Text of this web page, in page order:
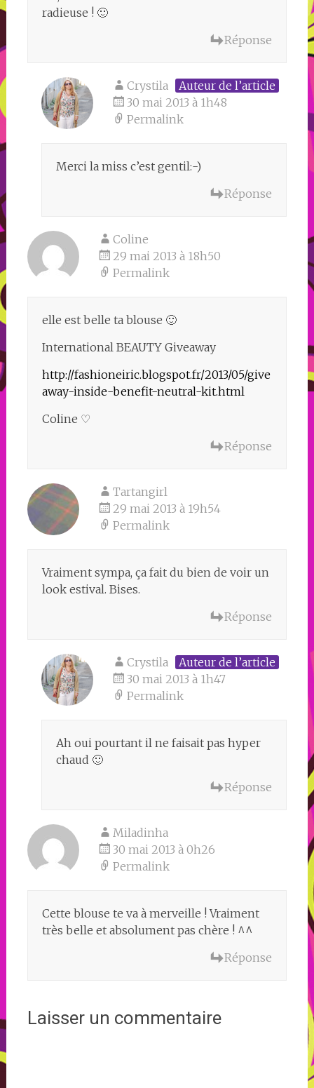
radieuse ! 🙂
Réponse
Crystila
Auteur de l’article
30 mai 2013 à 1h48
Permalink
Merci la miss c’est gentil:-)
Réponse
Coline
29 mai 2013 à 18h50
Permalink
elle est belle ta blouse 🙂
International BEAUTY Giveaway
http://fashioneiric.blogspot.fr/2013/05/give
away-inside-benefit-neutral-kit.html
Coline ♡
Réponse
Tartangirl
29 mai 2013 à 19h54
Permalink
Vraiment sympa, ça fait du bien de voir un
look estival. Bises.
Réponse
Crystila
Auteur de l’article
30 mai 2013 à 1h47
Permalink
Ah oui pourtant il ne faisait pas hyper
chaud 🙂
Réponse
Miladinha
30 mai 2013 à 0h26
Permalink
Cette blouse te va à merveille ! Vraiment
très belle et absolument pas chère ! ^^
Réponse
Laisser un commentaire